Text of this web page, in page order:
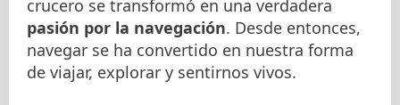
crucero se transformó en una verdadera
pasión por la navegación. Desde entonces,
navegar se ha convertido en nuestra forma
de viajar, explorar y sentirnos vivos.